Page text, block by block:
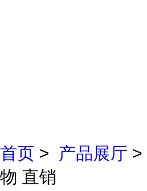
首页 > 产品展厅 >
物 直销